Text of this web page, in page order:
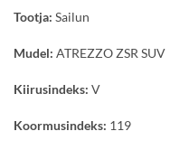
Tootja: Sailun
Mudel: ATREZZO ZSR SUV
Kiirusindeks: V
Koormusindeks: 119